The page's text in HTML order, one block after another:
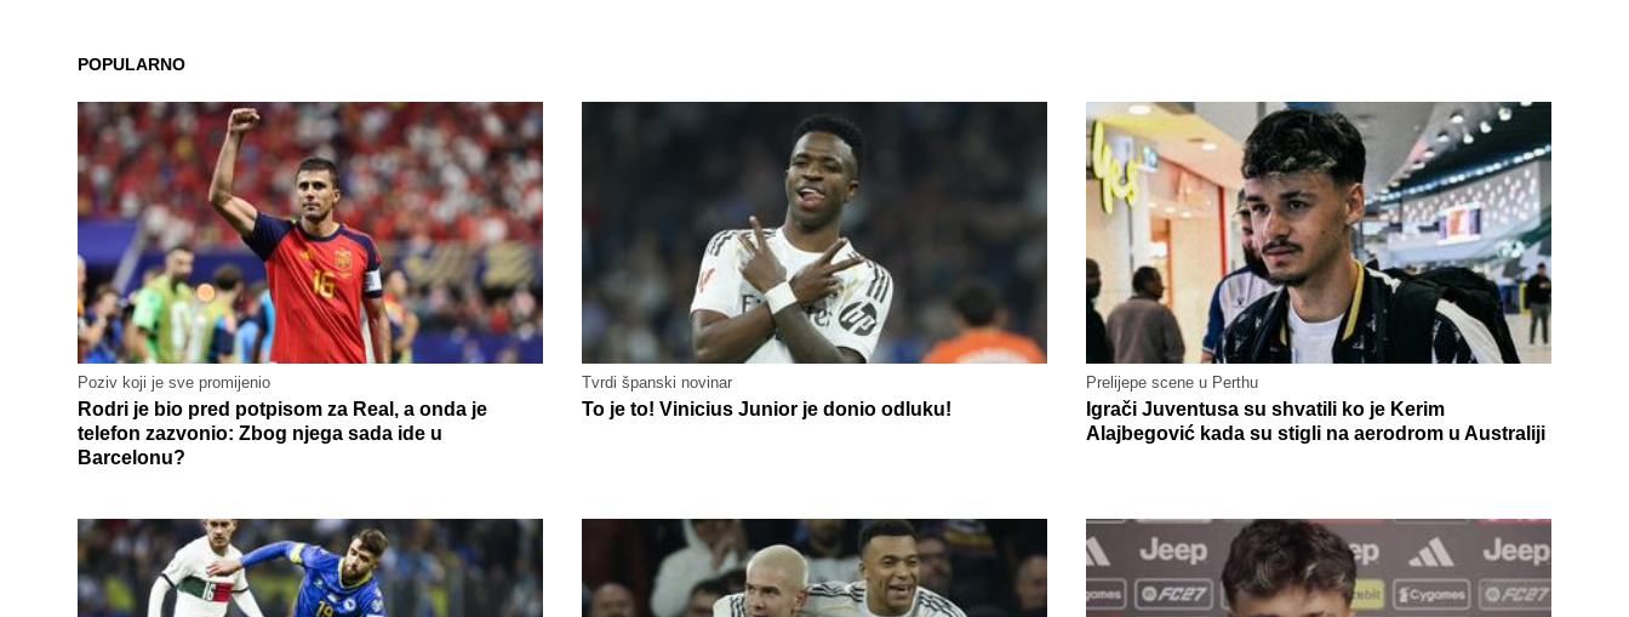
POPULARNO
Poziv koji je sve promijenio
Rodri je bio pred potpisom za Real, a onda je
telefon zazvonio: Zbog njega sada ide u
Barcelonu?
Tvrdi španski novinar
To je to! Vinicius Junior je donio odluku!
Prelijepe scene u Perthu
Igrači Juventusa su shvatili ko je Kerim
Alajbegović kada su stigli na aerodrom u Australiji